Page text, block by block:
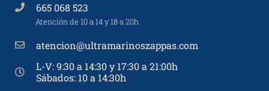
665 068 523
Atención de 10 a 14 y 18 a 20h
atencion@ultramarinoszappas.com
L-V: 9:30 a 14:30 y 17:30 a 21:00h
Sábados: 10 a 14:30h